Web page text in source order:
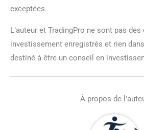
exceptées.
L’auteur et TradingPro ne sont pas
investissement enregistrés et rien
destiné à être un conseil en
À propos de